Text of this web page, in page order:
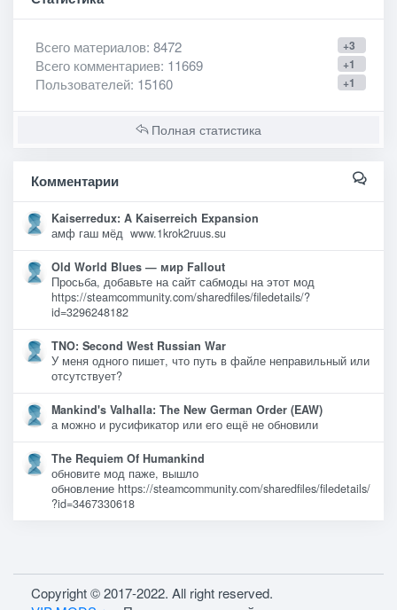
+3
Всего материалов: 8472
+1
Всего комментариев: 11669
+1
Пользователей: 15160
Полная статистика
Комментарии
Kaiserredux: A Kaiserreich Expansion
амф гаш мёд www.1krok2ruus.su
Old World Blues — мир Fallout
Просьба, добавьте на сайт сабмоды на этот мод
https://steamcommunity.com/sharedfiles/filedetails/?
id=3296248182
TNO: Second West Russian War
У меня одного пишет, что путь в файле неправильный или
отсутствует?
Mankind's Valhalla: The New German Order (EAW)
а можно и русификатор или его ещё не обновили
The Requiem Of Humankind
обновите мод паже, вышло
обновление https://steamcommunity.com/sharedfiles/filedetails/
?id=3467330618
Copyright © 2017-2022. All right reserved.